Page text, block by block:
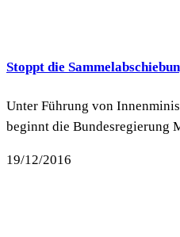
Stoppt die
Unter Führung von
beginnt die Bundesregierung
19/12/2016